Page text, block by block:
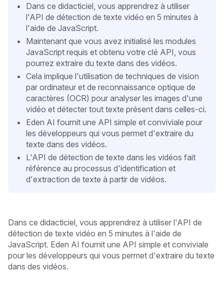
Dans ce didacticiel, vous apprendrez à utiliser
l'API de détection de texte vidéo en 5 minutes à
l'aide de JavaScript.
Maintenant que vous avez initialisé les modules
JavaScript requis et obtenu votre clé API, vous
pourrez extraire du texte dans des vidéos.
Cela implique l'utilisation de techniques de vision
par ordinateur et de reconnaissance optique de
caractères (OCR) pour analyser les images d'une
vidéo et détecter tout texte présent dans celles-ci.
Eden AI fournit une API simple et conviviale pour
les développeurs qui vous permet d'extraire du
texte dans des vidéos.
L'API de détection de texte dans les vidéos fait
référence au processus d'identification et
d'extraction de texte à partir de vidéos.
Dans ce didacticiel, vous apprendrez à utiliser l'API de
détection de texte vidéo en 5 minutes à l'aide de
JavaScript. Eden AI fournit une API simple et conviviale
pour les développeurs qui vous permet d'extraire du texte
dans des vidéos.